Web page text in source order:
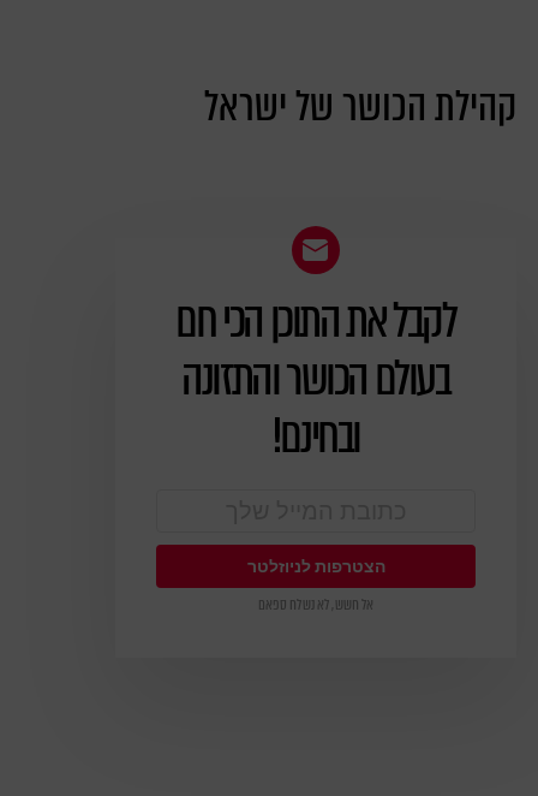
קהילת הכושר של ישראל
ניוזלטר
לקבל את התוכן הכי חם
בעולם הכושר והתזונה
ובחינם!
אל חשש, לא נשלח ספאם